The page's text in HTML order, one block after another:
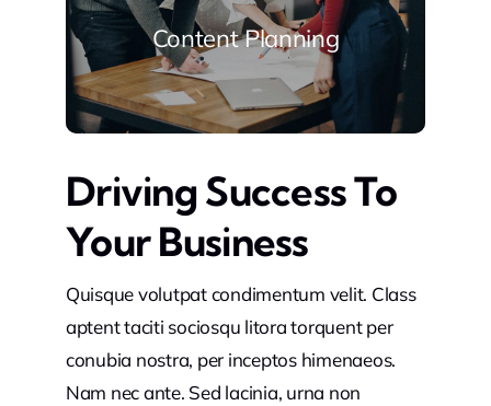
Content Planning
Driving Success To
Your Business
Quisque volutpat condimentum velit. Class
aptent taciti sociosqu litora torquent per
conubia nostra, per inceptos himenaeos.
Nam nec ante. Sed lacinia, urna non